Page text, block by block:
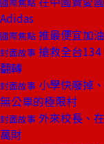
Adidas
國際焦點 推最便宜加
封面故事 搶救全台
翻轉
封面故事 小學快廢掉
無公車的極限村
封面故事 外來校長、
萬財